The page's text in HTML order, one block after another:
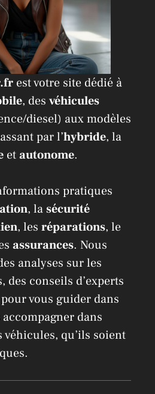
est votre site dédié à
, des véhicules
diesel) aux modèles
par l’hybride, la
etautonome.
pratiques
, lasécurité
, les réparations, le
assurances. Nous
analyses sur les
des conseils d’experts
vous guider dans
dans
véhicules, qu’ils soient